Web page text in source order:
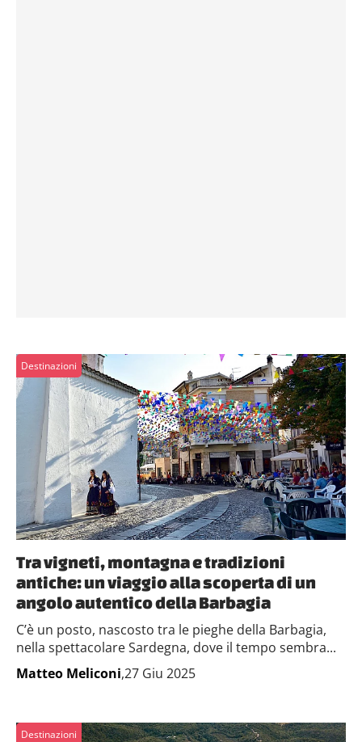
Destinazioni
Tra vigneti, montagna e tradizioni
antiche: un viaggio alla scoperta di un
angolo autentico della Barbagia
C’è un posto, nascosto tra le pieghe della Barbagia,
nella spettacolare Sardegna, dove il tempo sembra...
Matteo Meliconi,27 Giu 2025
Destinazioni